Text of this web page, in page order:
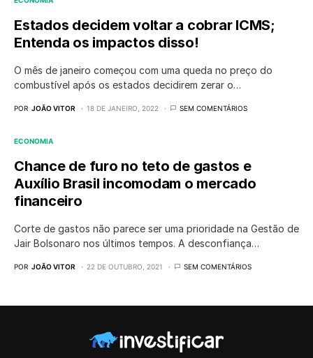
Estados decidem voltar a cobrar ICMS;
Entenda os impactos disso!
O mês de janeiro começou com uma queda no preço do
combustível após os estados decidirem zerar o…
POR JOÃO VITOR 18 DE JANEIRO, 2022 SEM COMENTÁRIOS
ECONOMIA
Chance de furo no teto de gastos e
Auxílio Brasil incomodam o mercado
financeiro
Corte de gastos não parece ser uma prioridade na Gestão de
Jair Bolsonaro nos últimos tempos. A desconfiança…
POR JOÃO VITOR 22 DE OUTUBRO, 2021 SEM COMENTÁRIOS